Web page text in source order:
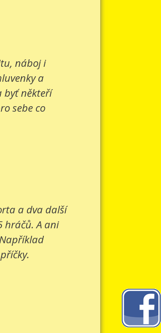
náboj i
a
byť někteří
sebe co
a dva další
hráčů. A ani